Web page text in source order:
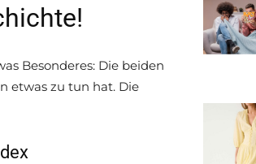
Besonderes: Die beiden
etwas zu tun hat. Die